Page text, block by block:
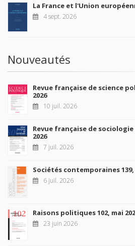
La France et l'Union
4 sept. 2026
Nouveautés
Revue française de science
2026
10 juil. 2026
Revue française de
2026
7 juil. 2026
Sociétés contemporaines 139,
6 juil. 2026
Raisons politiques 102, mai
23 juin 2026